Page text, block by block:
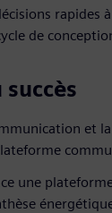
rapides
de
succès
et
une